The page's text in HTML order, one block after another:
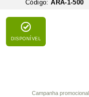
Código:ARA-1-500
DISPONÍVEL
Campanha